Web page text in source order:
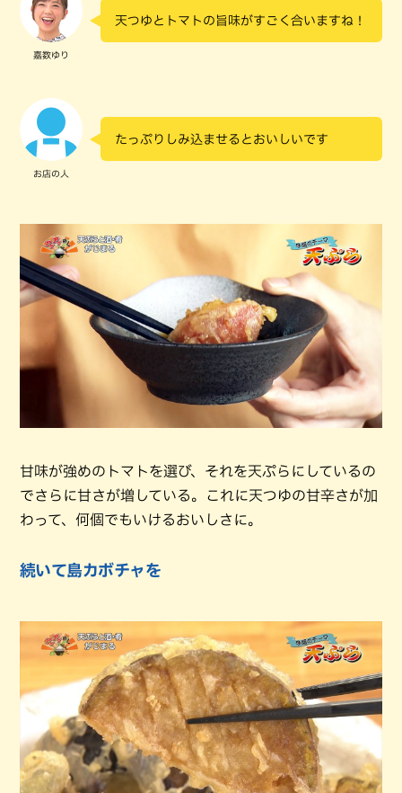
嘉数ゆり
天つゆとトマトの旨味がすごく合いますね！
お店の人
たっぷりしみ込ませるとおいしいです
甘味が強めのトマトを選び、それを天ぷらにしているの
でさらに甘さが増している。これに天つゆの甘辛さが加
わって、何個でもいけるおいしさに。
続いて島カボチャを